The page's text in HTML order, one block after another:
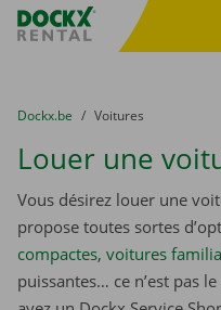
sitename
You are here:
du
Dockx.be to
Voitures
Louer une
Vous désirez louer une
propose toutes sortes
compactes, voitures
puissantes… ce n’est pas